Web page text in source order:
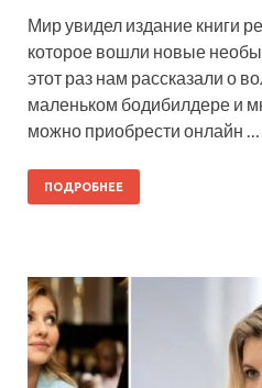
Мир увидел издание книги
которое вошли новые
этот раз нам рассказали о
маленьком бодибилдере и
можно приобрести онлайн …
ПОДРОБНЕЕ